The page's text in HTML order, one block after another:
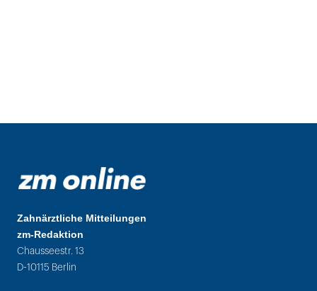
Zahnärztliche Mitteilungen
zm-Redaktion
Chausseestr. 13
D-10115 Berlin